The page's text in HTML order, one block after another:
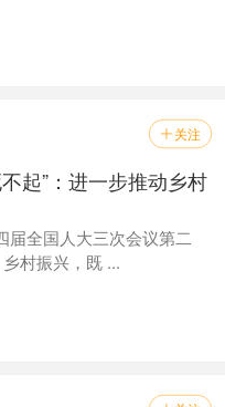
 关注
起”：进一步推动乡村
届全国人大三次会议第二
村振兴，既 ...